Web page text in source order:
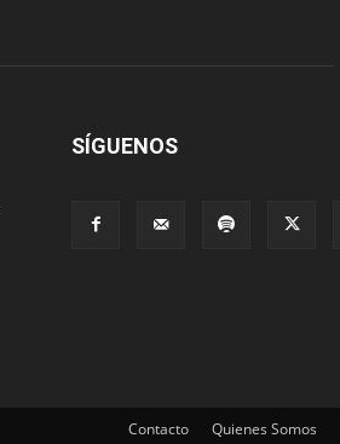
SÍGUENOS
Contacto Quienes Somos